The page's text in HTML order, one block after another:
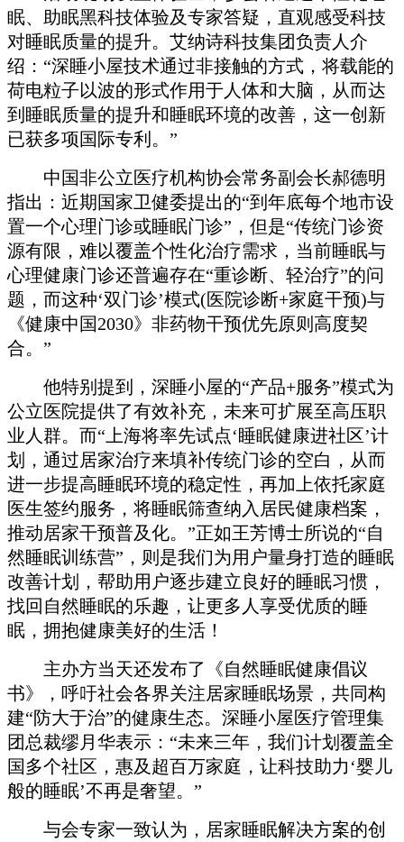
眠、助眠黑科技体验及专家答疑，直观感受科技
对睡眠质量的提升。艾纳诗科技集团负责人介
绍：“深睡小屋技术通过非接触的方式，将载能的
荷电粒子以波的形式作用于人体和大脑，从而达
到睡眠质量的提升和睡眠环境的改善，这一创新
已获多项国际专利。”
中国非公立医疗机构协会常务副会长郝德明
指出：近期国家卫健委提出的“到年底每个地市设
置一个心理门诊或睡眠门诊”，但是“传统门诊资
源有限，难以覆盖个性化治疗需求，当前睡眠与
心理健康门诊还普遍存在“重诊断、轻治疗”的问
题，而这种‘双门诊’模式(医院诊断+家庭干预)与
《健康中国2030》非药物干预优先原则高度契
合。”
他特别提到，深睡小屋的“产品+服务”模式为
公立医院提供了有效补充，未来可扩展至高压职
业人群。而“上海将率先试点‘睡眠健康进社区’计
划，通过居家治疗来填补传统门诊的空白，从而
进一步提高睡眠环境的稳定性，再加上依托家庭
医生签约服务，将睡眠筛查纳入居民健康档案，
推动居家干预普及化。”正如王芳博士所说的“自
然睡眠训练营”，则是我们为用户量身打造的睡眠
改善计划，帮助用户逐步建立良好的睡眠习惯，
找回自然睡眠的乐趣，让更多人享受优质的睡
眠，拥抱健康美好的生活！
主办方当天还发布了《自然睡眠健康倡议
书》，呼吁社会各界关注居家睡眠场景，共同构
建“防大于治”的健康生态。深睡小屋医疗管理集
团总裁缪月华表示：“未来三年，我们计划覆盖全
国多个社区，惠及超百万家庭，让科技助力‘婴儿
般的睡眠’不再是奢望。”
与会专家一致认为，居家睡眠解决方案的创